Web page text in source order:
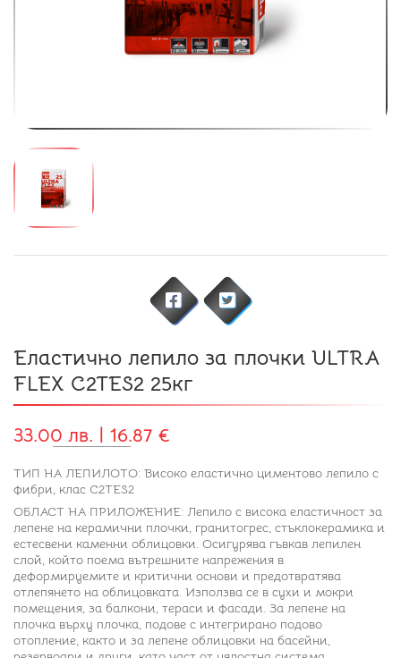
Еластично лепило за плочки ULTRA
FLEX C2TES2 25кг
33.00 лв. | 16.87 €
ТИП НА ЛЕПИЛОТО: Високо еластично циментово лепило с
фибри, клас С2ТЕS2
ОБЛАСТ НА ПРИЛОЖЕНИЕ: Лепило с висока еластичност за
лепене на керамични плочки, гранитогрес, стъклокерамика и
естесвени каменни облицовки. Осигурява гъвкав лепилен
слой, който поема вътрешните напрежения в
деформируемите и критични основи и предотвратява
отлепянето на облицовката. Използва се в сухи и мокри
помещения, за балкони, тераси и фасади. За лепене на
плочка върху плочка, подове с интегрирано подово
отопление, както и за лепене облицовки на басейни,